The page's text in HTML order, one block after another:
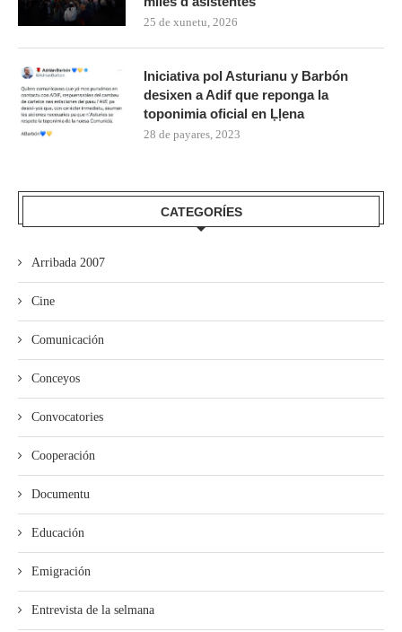
25 de xunetu, 2026
Iniciativa pol Asturianu y Barbón
desixen a Adif que reponga la
toponimia oficial en Ḷḷena
28 de payares, 2023
CATEGORÍES
Arribada 2007
Cine
Comunicación
Conceyos
Convocatories
Cooperación
Documentu
Educación
Emigración
Entrevista de la selmana